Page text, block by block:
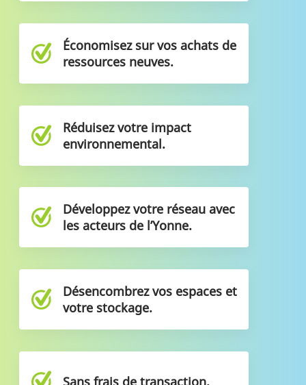
Économisez sur vos achats de
ressources neuves.
Réduisez votre impact
environnemental.
Développez votre réseau avec
les acteurs de l’Yonne.
Désencombrez vos espaces et
votre stockage.
Sans frais de transaction.